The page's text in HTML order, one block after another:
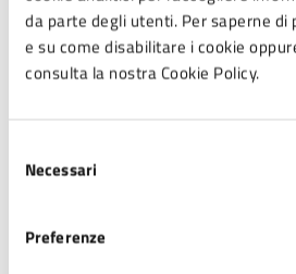
da parte degli utenti. Per saperne
e su come disabilitare i cookie
consulta la nostra Cookie Policy.
delNecessari
Preferenze
15